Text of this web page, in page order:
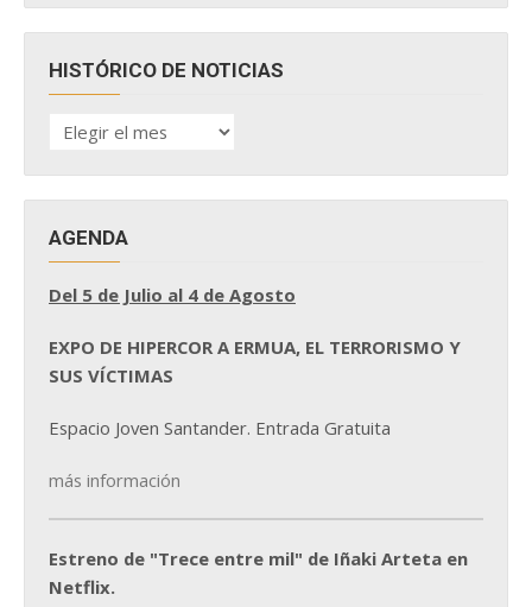
HISTÓRICO DE NOTICIAS
HISTÓRICO
DE
AGENDA
Del 5 de Julio al 4 de Agosto
EXPO DE HIPERCOR A ERMUA, EL TERRORISMO Y
SUS VÍCTIMAS
Espacio Joven Santander. Entrada Gratuita
más información
Estreno de "Trece entre mil" de Iñaki Arteta en
Netflix.